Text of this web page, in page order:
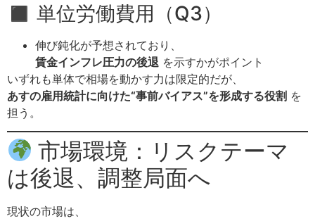
◼ 単位労働費用（Q3）
伸び鈍化が予想されており、
賃金インフレ圧力の後退 を示すかがポイント
いずれも単体で相場を動かす力は限定的だが、
あすの雇用統計に向けた“事前バイアス”を形成する役割 を
担う。
市場環境：リスクテーマ
は後退、調整局面へ
現状の市場は、